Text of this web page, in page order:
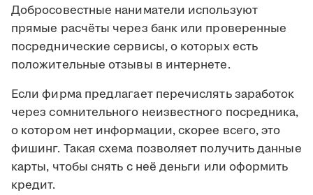
Добросовестные наниматели используют
прямые расчёты через банк или проверенные
посреднические сервисы, о которых есть
положительные отзывы в интернете.
Если фирма предлагает перечислять заработок
через сомнительного неизвестного посредника,
о котором нет информации, скорее всего, это
фишинг. Такая схема позволяет получить данные
карты, чтобы снять с неё деньги или оформить
кредит.